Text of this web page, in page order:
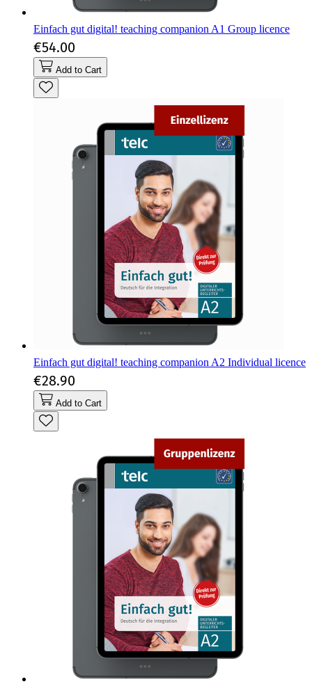
Einfach gut digital! teaching companion A1 Group licence
€54.00
Add to Cart
Einfach gut digital! teaching companion A2 Individual licence
€28.90
Add to Cart